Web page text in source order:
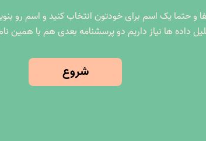
و حتما یک اسم برای خودتون انتخاب کنید و اسم رو
داده ها نیاز داریم دو پرسشنامه بعدی هم با همین
شروع